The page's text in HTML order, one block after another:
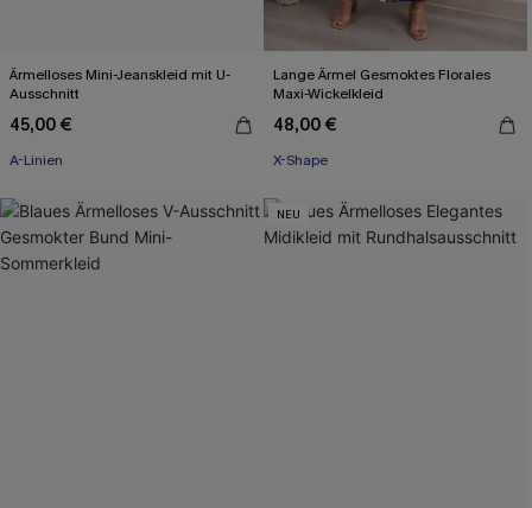
Ärmelloses Mini-Jeanskleid mit U-
Ausschnitt
45,00 €
A-Linien
Lange Ärmel Gesmoktes Florales
Maxi-Wickelkleid
48,00 €
X-Shape
NEU